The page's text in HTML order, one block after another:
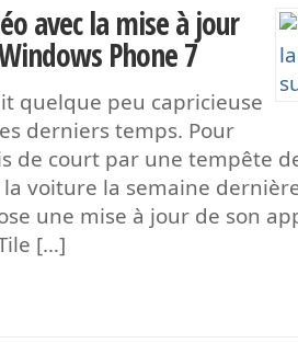
avec la mise à jour
Phone 7
quelque peu capricieuse
derniers temps. Pour
de court par une tempête
la voiture la semaine
une mise à jour de son
[…]